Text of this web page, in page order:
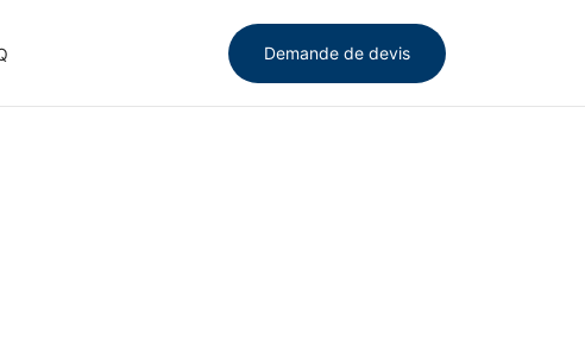
Demande de devis